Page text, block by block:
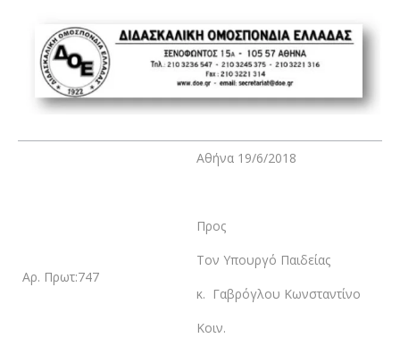
Αρ. Πρωτ:747
Αθήνα 19/6/2018
Προς
Τον Υπουργό Παιδείας
κ. Γαβρόγλου Κωνσταντίνο
Κοιν.